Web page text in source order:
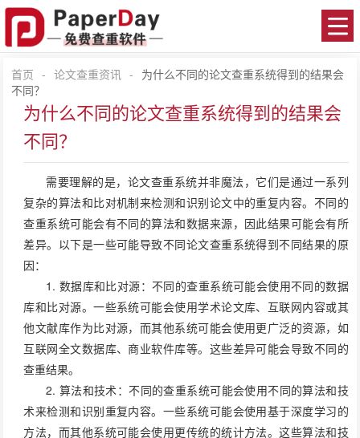
首页 - 论文查重资讯 - 为什么不同的论文查重系统得到的结果会
不同？
为什么不同的论文查重系统得到的结果会
不同？
需要理解的是， 论文查重系统并非魔法，它们是通过一系列
复杂的算法和比对机制来检测和识别论文中的重复内容。不同的
查重系统可能会有不同的算法和数据来源，因此结果可能会有所
差异。以下是一些可能导致不同论文查重系统得到不同结果的原
因：
1. 数据库和比对源：不同的查重系统可能会使用不同的数据
库和比对源。一些系统可能会使用学术论文库、互联网内容或其
他文献库作为比对源，而其他系统可能会使用更广泛的资源，如
互联网全文数据库、商业软件库等。这些差异可能会导致不同的
查重结果。
2. 算法和技术：不同的查重系统可能会使用不同的算法和技
术来检测和识别重复内容。一些系统可能会使用基于深度学习的
方法，而其他系统可能会使用更传统的统计方法。这些算法和技